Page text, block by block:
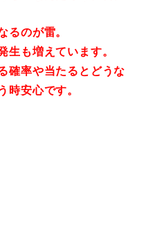
るのが雷。
生も増えています。
確率や当たるとどうな
時安心です。